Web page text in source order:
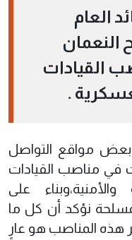
العام
النعمان
القيادات
.
بعض مواقع التواصل
في مناصب القيادات
على
نؤكد أن كل ما
هذه المناصب هو عارٍ